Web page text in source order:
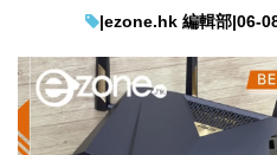
|ezone.hk 編輯部|06-